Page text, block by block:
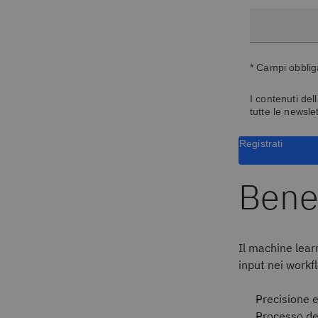
* Campi
I contenuti
tutte le
Registrati
Il machine
input nei
Precisione